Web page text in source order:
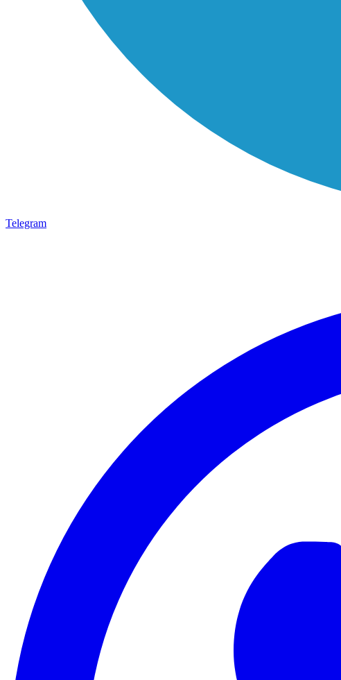
Telegram